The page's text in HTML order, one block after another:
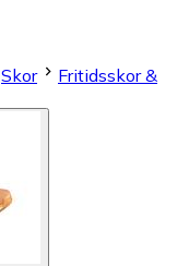
Skor
Fritidsskor &